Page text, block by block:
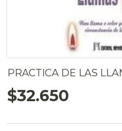
PRACTICA DE LAS
$32.650